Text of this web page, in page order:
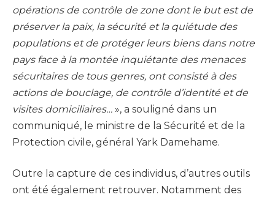
opérations de contrôle de zone dont le but est de
préserver la paix, la sécurité et la quiétude des
populations et de protéger leurs biens dans notre
pays face à la montée inquiétante des menaces
sécuritaires de tous genres, ont consisté à des
actions de bouclage, de contrôle d’identité et de
visites domiciliaires… », a souligné dans un
communiqué, le ministre de la Sécurité et de la
Protection civile, général Yark Damehame.
Outre la capture de ces individus, d’autres outils
ont été également retrouver. Notamment des